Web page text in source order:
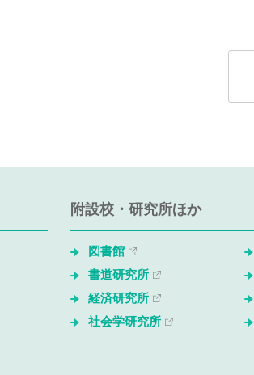
附設校・研究所ほか
図書館
書道研究所
経済研究所
社会学研究所